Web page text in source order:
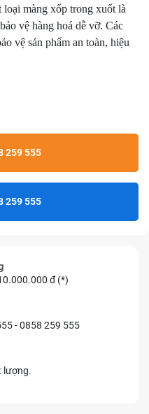
loại màng xốp trong xuốt là
vệ hàng hoá dễ vỡ. Các
vệ sản phẩm an toàn, hiệu
259 555
259 555
đ (*)
- 0858 259 555
lượng.